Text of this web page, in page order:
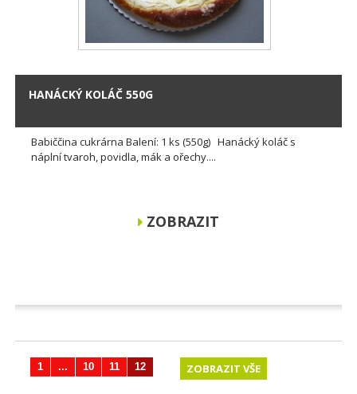
HANÁCKÝ KOLÁČ 550G
Babiččina cukrárna Balení: 1 ks (550g) Hanácký koláč s
náplní tvaroh, povidla, mák a ořechy....
ZOBRAZIT
ZOBRAZIT VŠE
1 ... 10 11 12